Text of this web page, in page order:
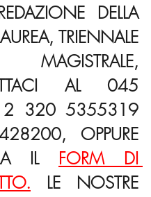
DELLA
TRIENNALE
AL 045
320 5355319
OPPURE
IL FORM DI
LE NOSTRE